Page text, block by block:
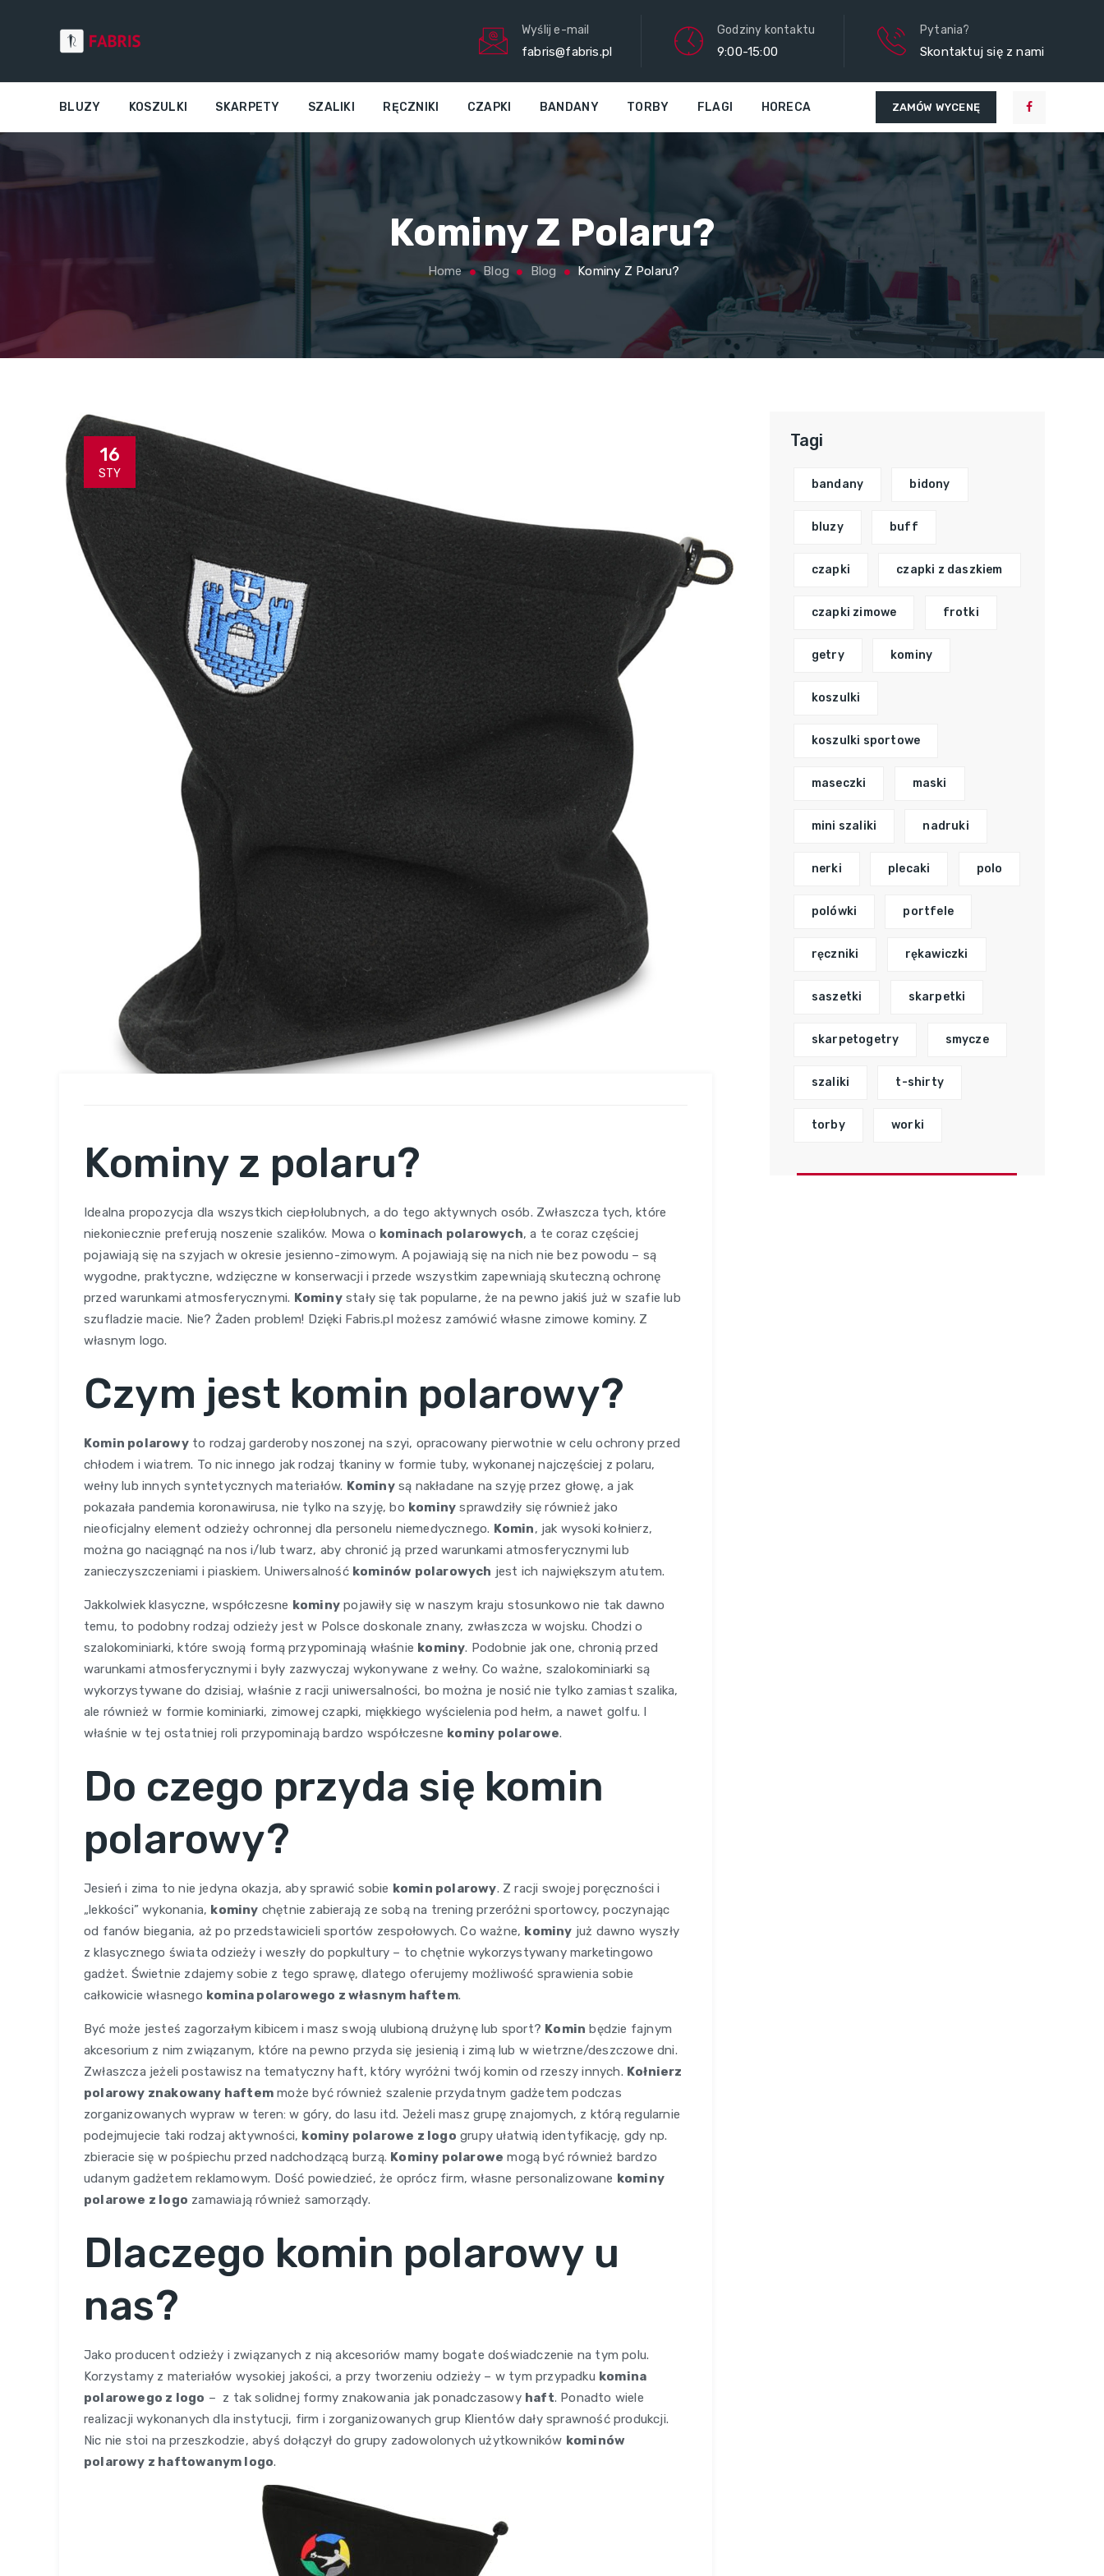
Wyślij e-mail
fabris@fabris.pl
Godziny kontaktu
9:00-15:00
Pytania?
Skontaktuj się z nami
BLUZY KOSZULKI SKARPETY SZALIKI RĘCZNIKI CZAPKI BANDANY TORBY FLAGI HORECA ZAMÓW WYCENĘ
Kominy Z Polaru?
Home Blog Blog Kominy Z Polaru?
16
STY
Kominy z polaru?
Idealna propozycja dla wszystkich ciepłolubnych, a do tego aktywnych osób. Zwłaszcza tych, które
niekoniecznie preferują noszenie szalików. Mowa o kominach polarowych, a te coraz częściej
pojawiają się na szyjach w okresie jesienno-zimowym. A pojawiają się na nich nie bez powodu – są
wygodne, praktyczne, wdzięczne w konserwacji i przede wszystkim zapewniają skuteczną ochronę
przed warunkami atmosferycznymi. Kominystały się tak popularne, że na pewno jakiś już w szafie lub
szufladzie macie. Nie? Żaden problem! Dzięki Fabris.pl możesz zamówić własne zimowe kominy. Z
własnym logo.
Czym jest komin polarowy?
Komin polarowyto rodzaj garderoby noszonej na szyi, opracowany pierwotnie w celu ochrony przed
chłodem i wiatrem. To nic innego jak rodzaj tkaniny w formie tuby, wykonanej najczęściej z polaru,
wełny lub innych syntetycznych materiałów. Kominysą nakładane na szyję przez głowę, a jak
pokazała pandemia koronawirusa, nie tylko na szyję, bo kominy sprawdziły się również jako
nieoficjalny element odzieży ochronnej dla personelu niemedycznego. Komin, jak wysoki kołnierz,
można go naciągnąć na nos i/lub twarz, aby chronić ją przed warunkami atmosferycznymi lub
zanieczyszczeniami i piaskiem. Uniwersalność kominów polarowych jest ich największym atutem.
Jakkolwiek klasyczne, współczesne kominy pojawiły się w naszym kraju stosunkowo nie tak dawno
temu, to podobny rodzaj odzieży jest w Polsce doskonale znany, zwłaszcza w wojsku. Chodzi o
szalokominiarki, które swoją formą przypominają właśnie kominy. Podobnie jak one, chronią przed
warunkami atmosferycznymi i były zazwyczaj wykonywane z wełny. Co ważne, szalokominiarki są
wykorzystywane do dzisiaj, właśnie z racji uniwersalności, bo można je nosić nie tylko zamiast szalika,
ale również w formie kominiarki, zimowej czapki, miękkiego wyścielenia pod hełm, a nawet golfu. I
właśnie w tej ostatniej roli przypominają bardzo współczesne kominy polarowe.
Do czego przyda się komin
polarowy?
Jesień i zima to nie jedyna okazja, aby sprawić sobie komin polarowy. Z racji swojej poręczności i
„lekkości” wykonania, kominy chętnie zabierają ze sobą na trening przeróżni sportowcy, poczynając
od fanów biegania, aż po przedstawicieli sportów zespołowych. Co ważne, kominy już dawno wyszły
z klasycznego świata odzieży i weszły do popkultury – to chętnie wykorzystywany marketingowo
gadżet. Świetnie zdajemy sobie z tego sprawę, dlatego oferujemy możliwość sprawienia sobie
całkowicie własnego komina polarowego z własnym haftem.
Być może jesteś zagorzałym kibicem i masz swoją ulubioną drużynę lub sport? Komin będzie fajnym
akcesorium z nim związanym, które na pewno przyda się jesienią i zimą lub w wietrzne/deszczowe dni.
Zwłaszcza jeżeli postawisz na tematyczny haft, który wyróżni twój komin od rzeszy innych. Kołnierz
polarowy znakowany haftem może być również szalenie przydatnym gadżetem podczas
zorganizowanych wypraw w teren: w góry, do lasu itd. Jeżeli masz grupę znajomych, z którą regularnie
podejmujecie taki rodzaj aktywności, kominy polarowe z logo grupy ułatwią identyfikację, gdy np.
zbieracie się w pośpiechu przed nadchodzącą burzą. Kominy polarowe mogą być również bardzo
udanym gadżetem reklamowym. Dość powiedzieć, że oprócz firm, własne personalizowane kominy
polarowe z logo zamawiają również samorządy.
Dlaczego komin polarowy u
nas?
Jako producent odzieży i związanych z nią akcesoriów mamy bogate doświadczenie na tym polu.
Korzystamy z materiałów wysokiej jakości, a przy tworzeniu odzieży – w tym przypadku komina
polarowego z logo – z tak solidnej formy znakowania jak ponadczasowy haft. Ponadto wiele
realizacji wykonanych dla instytucji, firm i zorganizowanych grup Klientów dały sprawność produkcji.
Nic nie stoi na przeszkodzie, abyś dołączył do grupy zadowolonych użytkowników kominów
polarowy z haftowanym logo.
Tagi
bandany bidony
bluzy buff
czapki czapki z daszkiem
czapki zimowe frotki
getry kominy
koszulki
koszulki sportowe
maseczki maski
mini szaliki nadruki
nerki plecaki polo
polówki portfele
ręczniki rękawiczki
saszetki skarpetki
skarpetogetry smycze
szaliki t-shirty
torby worki